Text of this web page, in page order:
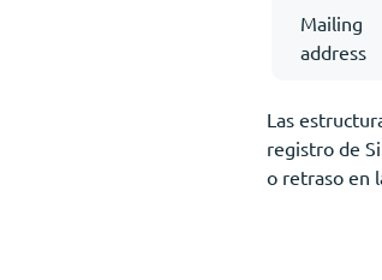
Mailing
address
Las
registro de
o retraso en